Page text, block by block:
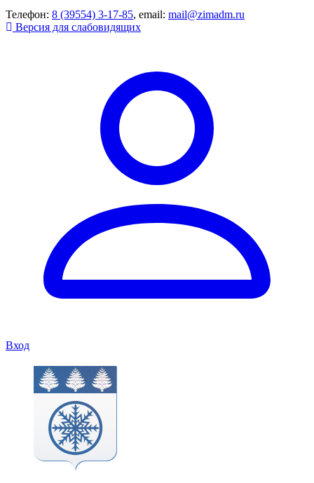
Телефон: 8 (39554) 3-17-85, email: mail@zimadm.ru
Версия для слабовидящих
Вход